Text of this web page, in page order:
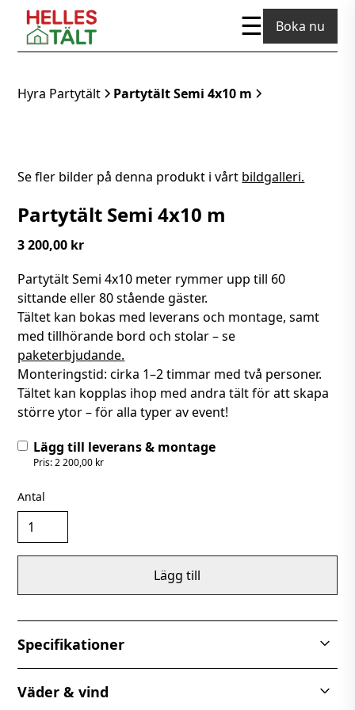
☰ Boka nu
Hyra Partytält Partytält Semi 4x10 m
Partytält Semi 4x10 m
3 200,00 kr
Partytält Semi 4x10 meter rymmer upp till 60
sittande eller 80 stående gäster.
Tältet kan bokas med leverans och montage, samt
med tillhörande bord och stolar – se
paketerbjudande.
Monteringstid: cirka 1–2 timmar med två personer.
Tältet kan kopplas ihop med andra tält för att skapa
större ytor – för alla typer av event!
Lägg till leverans & montage
Pris: 2 200,00 kr
Antal
Lägg till
Specifikationer
perfekt för studentfiranden, bröllop, födelsedagar
Väder & vind
Se fler bilder på denna produkt i vårt bildgalleri.